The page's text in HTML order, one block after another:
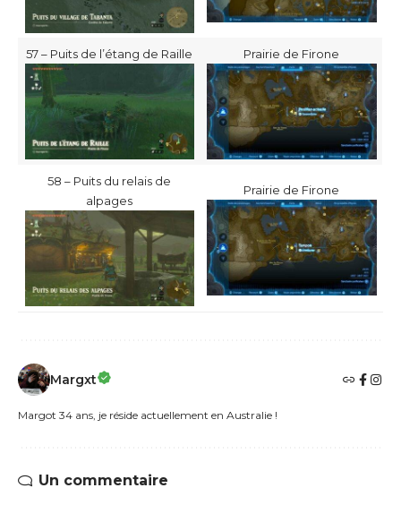
57 – Puits de l’étang de Raille Prairie de Firone
58 – Puits du relais de
alpages
Prairie de Firone
Margxt
Margot 34 ans, je réside actuellement en Australie !
Un commentaire